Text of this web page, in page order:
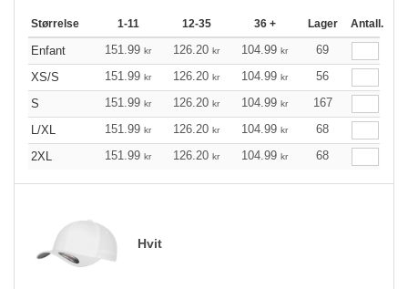
Størrelse 1-11 12-35 36 + Lager Antall.
Enfant 151.99 kr 126.20 kr 104.99 kr
69
XS/S
151.99 kr 126.20 kr 104.99 kr
56
S
151.99 kr 126.20 kr 104.99 kr
167
L/XL
151.99 kr 126.20 kr 104.99 kr
68
2XL
151.99 kr 126.20 kr 104.99 kr 68
Hvit